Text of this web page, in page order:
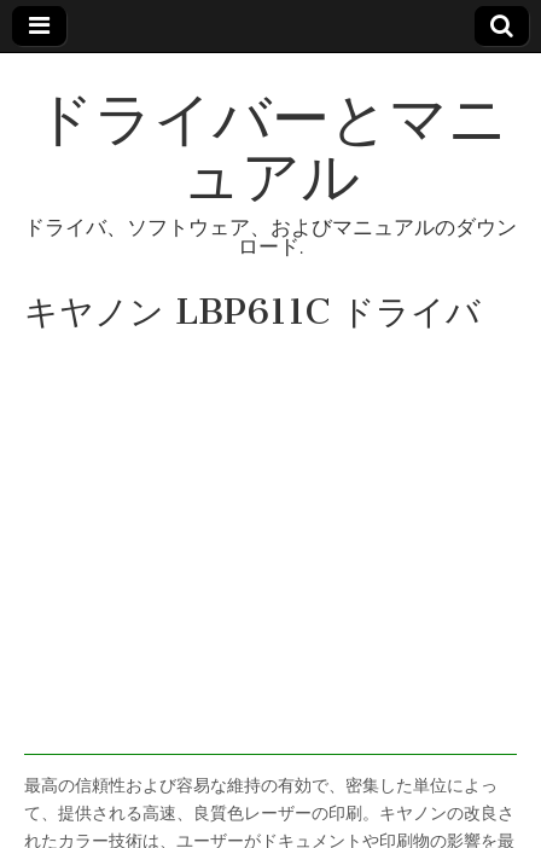
ドライバーとマニ
ュアル
ドライバ、ソフトウェア、およびマニュアルのダウン
ロード.
キヤノン LBP611C ドライバ
最高の信頼性および容易な維持の有効で、密集した単位によっ
て、提供される高速、良質色レーザーの印刷。キヤノンの改良さ
れたカラー技術は、ユーザーがドキュメントや印刷物の影響を最